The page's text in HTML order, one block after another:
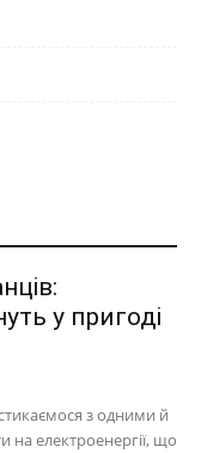
у пригоді
з одними й
електроенергії, що